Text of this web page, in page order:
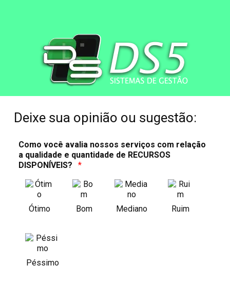
Deixe sua opinião ou sugestão:
Como você avalia nossos serviços com relação
a qualidade e quantidade de RECURSOS
DISPONÍVEIS?
*
Ótimo Bom Mediano Ruim
Péssimo